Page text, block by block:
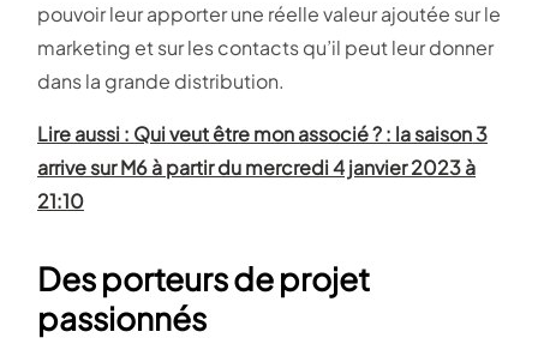
pouvoir leur apporter une réelle valeur ajoutée sur le
marketing et sur les contacts qu’il peut leur donner
dans la grande distribution.
Lire aussi : Qui veut être mon associé ? : la saison 3
arrive sur M6 à partir du mercredi 4 janvier 2023 à
21:10
Des porteurs de projet
passionnés